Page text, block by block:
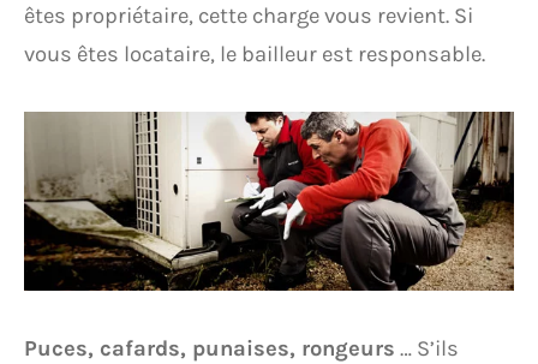
êtes propriétaire, cette charge vous revient. Si
vous êtes locataire, le bailleur est responsable.
Puces, cafards, punaises, rongeurs … S’ils